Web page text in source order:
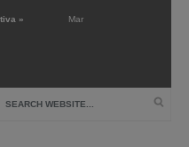
Mar 1 › Gary Chartier nos